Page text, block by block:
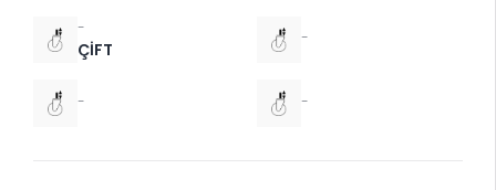
-
ÇİFT
-
- -